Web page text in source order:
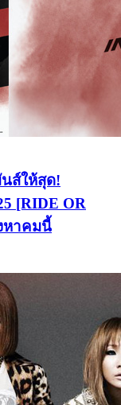
ส์ให้สุด!
[RIDE OR
หาคมนี้